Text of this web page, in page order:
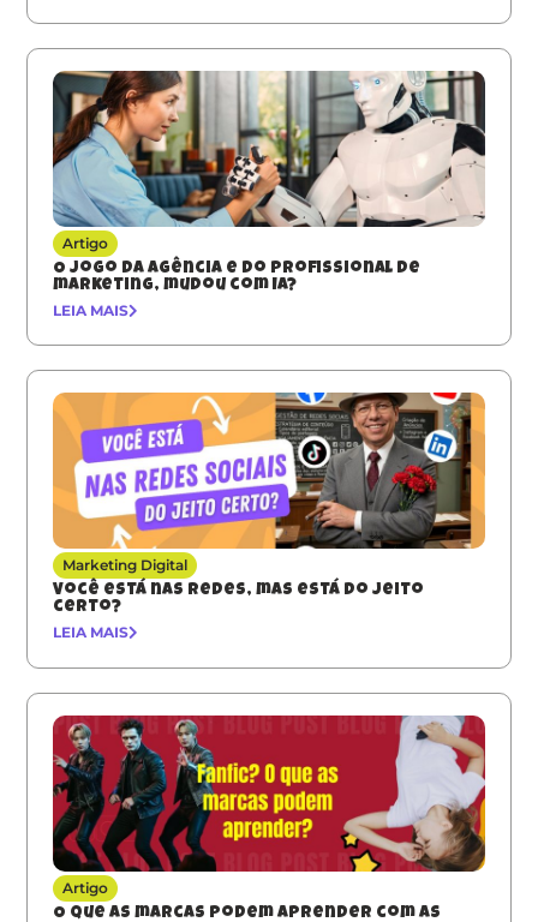
Artigo
O jogo da agência e do profissional de
marketing, mudou com IA?
LEIA MAIS
Marketing Digital
Você está nas redes, mas está do jeito
certo?
LEIA MAIS
Artigo
O que as marcas podem aprender com as